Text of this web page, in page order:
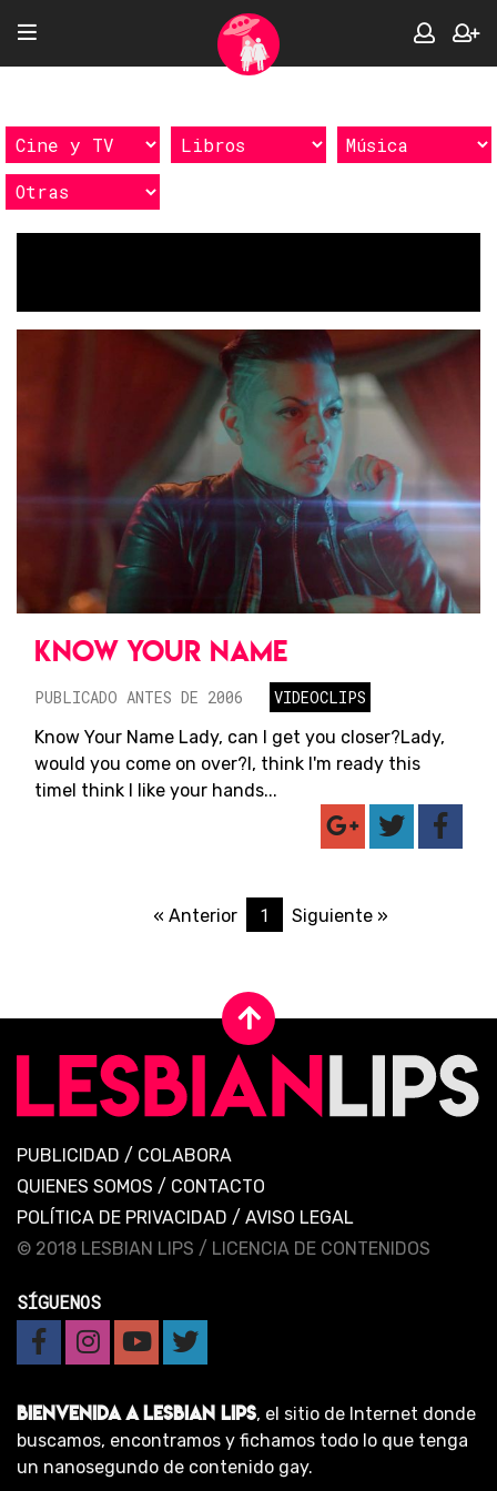
KNOW YOUR NAME
PUBLICADO ANTES DE 2006
VIDEOCLIPS
Know Your Name Lady, can I get you closer?Lady,
would you come on over?I, think I'm ready this
timeI think I like your hands...
« Anterior 1 Siguiente »
PUBLICIDAD / COLABORA
QUIENES SOMOS / CONTACTO
POLÍTICA DE PRIVACIDAD / AVISO LEGAL
© 2018 LESBIAN LIPS / LICENCIA DE CONTENIDOS
SÍGUENOS
BIENVENIDA A LESBIAN LIPS, el sitio de Internet donde
buscamos, encontramos y fichamos todo lo que tenga
un nanosegundo de contenido gay.